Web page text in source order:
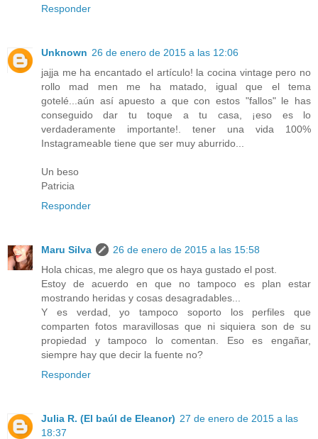
Responder
Unknown 26 de enero de 2015 a las 12:06
jajja me ha encantado el artículo! la cocina vintage pero no
rollo mad men me ha matado, igual que el tema
gotelé...aún así apuesto a que con estos "fallos" le has
conseguido dar tu toque a tu casa, ¡eso es lo
verdaderamente importante!. tener una vida 100%
Instagrameable tiene que ser muy aburrido...
Un beso
Patricia
Responder
Maru Silva
26 de enero de 2015 a las 15:58
Hola chicas, me alegro que os haya gustado el post.
Estoy de acuerdo en que no tampoco es plan estar
mostrando heridas y cosas desagradables...
Y es verdad, yo tampoco soporto los perfiles que
comparten fotos maravillosas que ni siquiera son de su
propiedad y tampoco lo comentan. Eso es engañar,
siempre hay que decir la fuente no?
Responder
Julia R. (El baúl de Eleanor) 27 de enero de 2015 a las
18:37